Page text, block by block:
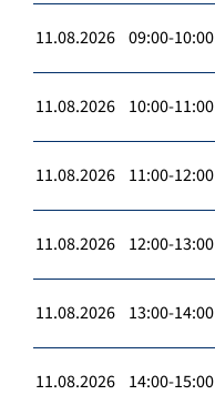
11.08.2026 09:00-10:00
11.08.2026 10:00-11:00
11.08.2026 11:00-12:00
11.08.2026 12:00-13:00
11.08.2026 13:00-14:00
11.08.2026 14:00-15:00